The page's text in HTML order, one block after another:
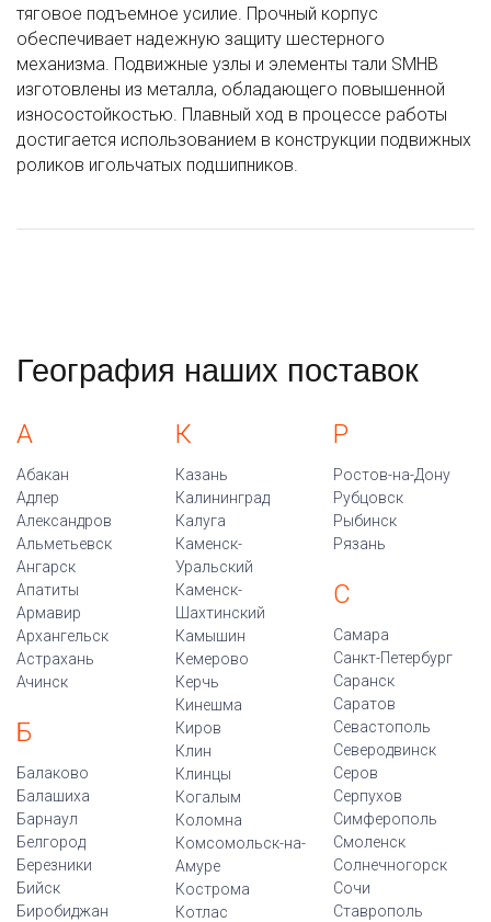
тяговое подъемное усилие. Прочный корпус
обеспечивает надежную защиту шестерного
механизма. Подвижные узлы и элементы тали SMHB
изготовлены из металла, обладающего повышенной
износостойкостью. Плавный ход в процессе работы
достигается использованием в конструкции подвижных
роликов игольчатых подшипников.
География наших поставок
А
Абакан
Адлер
Александров
Альметьевск
Ангарск
Апатиты
Армавир
Архангельск
Астрахань
Ачинск
Б
Балаково
Балашиха
Барнаул
Белгород
Березники
Бийск
Биробиджан
К
Казань
Калининград
Калуга
Каменск-
Уральский
Каменск-
Шахтинский
Камышин
Кемерово
Керчь
Кинешма
Киров
Клин
Клинцы
Когалым
Коломна
Комсомольск-на-
Амуре
Кострома
Котлас
Р
Ростов-на-Дону
Рубцовск
Рыбинск
Рязань
С
Самара
Санкт-Петербург
Саранск
Саратов
Севастополь
Северодвинск
Серов
Серпухов
Симферополь
Смоленск
Солнечногорск
Сочи
Ставрополь